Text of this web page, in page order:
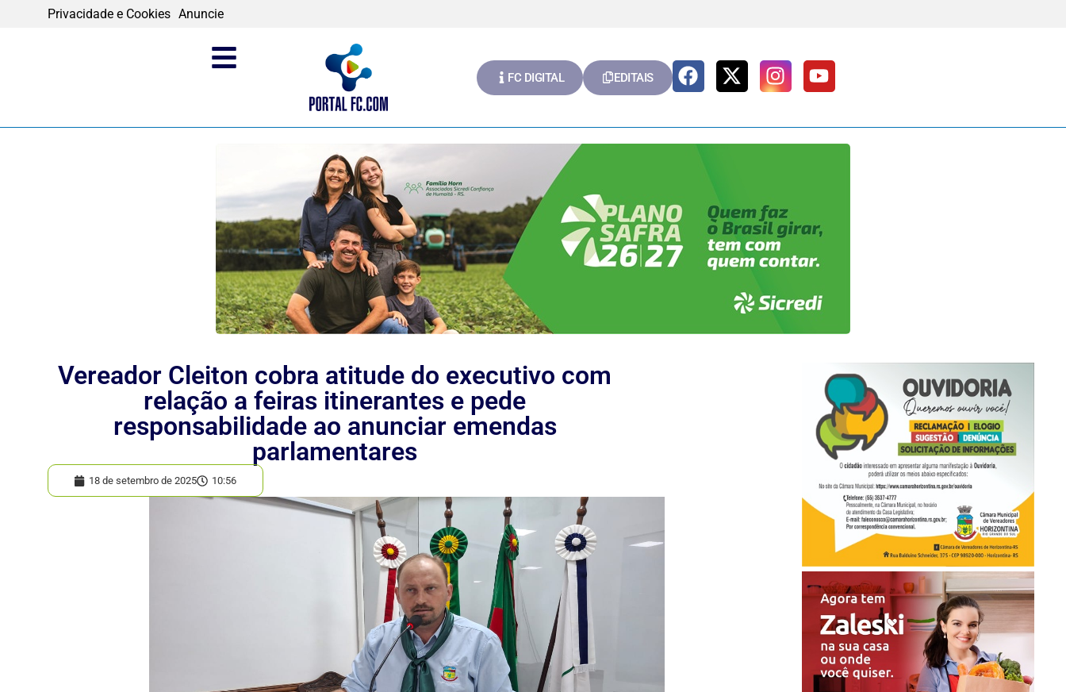
Privacidade e Cookies Anuncie
FC DIGITAL EDITAIS
Vereador Cleiton cobra atitude do executivo com
relação a feiras itinerantes e pede
responsabilidade ao anunciar emendas
parlamentares
18 de setembro de 2025 10:56